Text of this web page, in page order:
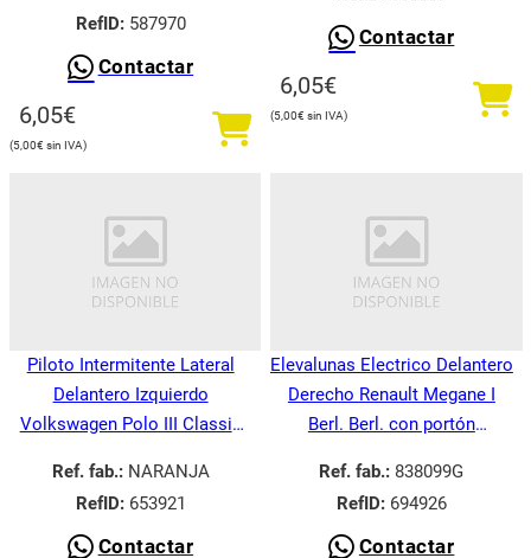
RefID:587970
Contactar
6,05€
5,00€
Contactar
6,05€
5,00€
Piloto Intermitente Lateral
Delantero Izquierdo
Volkswagen Polo III Classic
Ref. fab.:NARANJA
RefID:653921
Contactar
Elevalunas Electrico Delantero
Derecho Renault Megane I
Berl. Berl. con portón
Ref. fab.: 838099G
RefID:694926
Contactar